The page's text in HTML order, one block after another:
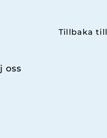
Tillbaka
oss